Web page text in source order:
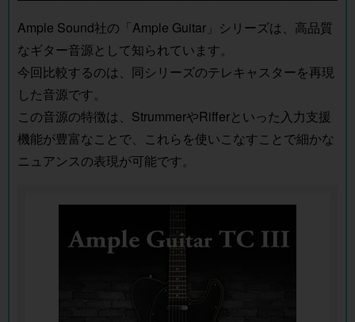
Ample Sound社の「Ample Guitar」シリーズは、高品質
なギター音源として知られています。
今回比較するのは、同シリーズのテレキャスターを再現
した音源です。
この音源の特徴は、StrummerやRifferといった入力支援
機能が豊富なことで、これらを使いこなすことで細かな
ニュアンスの表現が可能です。